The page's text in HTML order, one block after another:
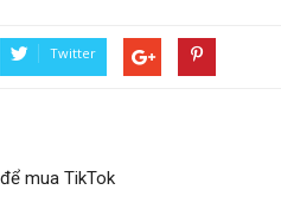
Twitter
mua TikTok